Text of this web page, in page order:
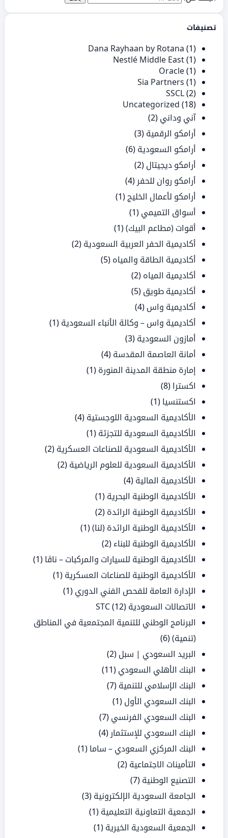
تصنيفات
Dana Rayhaan by Rotana (1)
Nestlé Middle East(1)
Oracle(1)
Sia Partners (1)
SSCL(2)
Uncategorized (18)
آني وداني (2)
أرامكو الرقمية (3)
أرامكو السعودية (6)
أرامكو ديجيتال (2)
أرامكو روان للحفر (4)
أرامكو لأعمال الخليج (1)
أسواق التميمي (1)
أقوات (مطاعم البيك)(1)
أكاديمية الحفر العربية السعودية (2)
أكاديمية الطاقة والمياه (5)
أكاديمية المياه (2)
أكاديمية طويق (5)
أكاديمية واس (4)
أكاديمية واس – وكالة الأنباء السعودية (1)
أمازون السعودية (3)
أمانة العاصمة المقدسة (4)
إمارة منطقة المدينة المنورة (1)
اكسترا (8)
اكستنسيا (1)
الأكاديمية السعودية اللوجستية (4)
الأكاديمية السعودية للتجزئة (1)
الأكاديمية السعودية للصناعات العسكرية (2)
الأكاديمية السعودية للعلوم الرياضية (2)
الأكاديمية المالية (4)
الأكاديمية الوطنية البحرية (1)
الأكاديمية الوطنية الرائدة (2)
الأكاديمية الوطنية الرائدة (لنا)(1)
الأكاديمية الوطنية للبناء (2)
الأكاديمية الوطنية للسيارات والمركبات – ناڤا (1)
الأكاديمية الوطنية للصناعات العسكرية (1)
الإدارة العامة للفحص الفني الدوري (1)
الاتصالات السعودية STC (12)
البرنامج الوطني للتنمية المجتمعية في المناطق
(تنمية)(6)
البريد السعودي | سبل (2)
البنك الأهلي السعودي (11)
البنك الإسلامي للتنمية (7)
البنك السعودي الأول (1)
البنك السعودي الفرنسي (7)
البنك السعودي للإستثمار (4)
البنك المركزي السعودي – ساما (1)
التأمينات الاجتماعية (2)
التصنيع الوطنية (7)
الجامعة السعودية الإلكترونية (3)
الجمعية التعاونية التعليمية (1)
الجمعية السعودية الخيرية (1)